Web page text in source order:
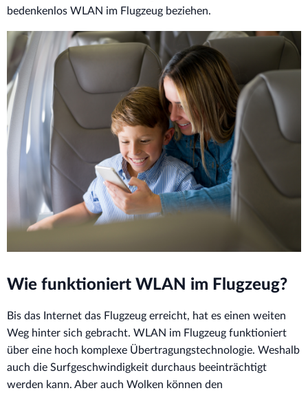
bedenkenlos WLAN im Flugzeug beziehen.
Wie funktioniert WLAN im Flugzeug?
Bis das Internet das Flugzeug erreicht, hat es einen weiten
Weg hinter sich gebracht. WLAN im Flugzeug funktioniert
über eine hoch komplexe Übertragungstechnologie. Weshalb
auch die Surfgeschwindigkeit durchaus beeinträchtigt
werden kann. Aber auch Wolken können den